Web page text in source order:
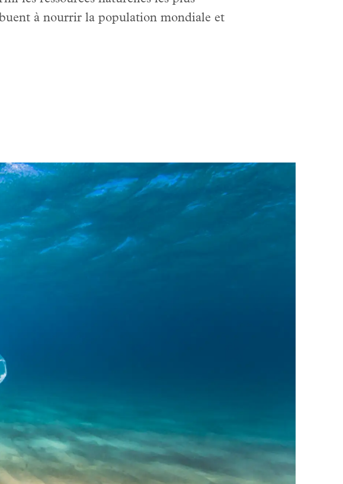
à nourrir la population mondiale et